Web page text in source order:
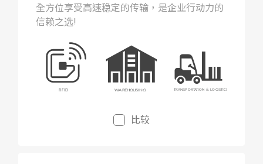
全方位享受高速稳定的传输，是企业行动力的
信赖之选!
比较